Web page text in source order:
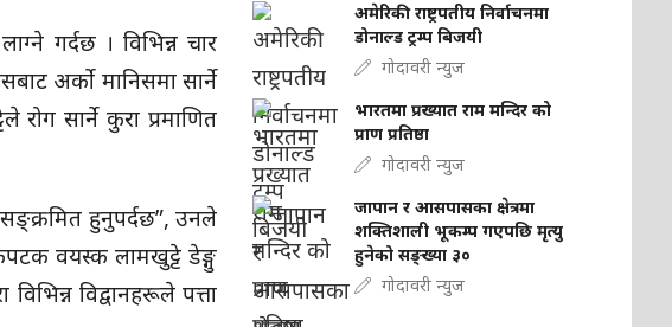
गर्दछ । विभिन्न चार
अर्को मानिसमा सार्ने
सार्ने कुरा प्रमाणित
हुनुपर्दछ”, उनले
वयस्क लामखुट्टे डेङ्गु
विद्वानहरूले पत्ता
अमेरिकी राष्ट्रपतीय निर्वाचनमा
डोनाल्ड ट्रम्प बिजयी
गोदावरी न्युज
भारतमा प्रख्यात राम मन्दिर को
प्राण प्रतिष्ठा
गोदावरी न्युज
जापान र आसपासका क्षेत्रमा
शक्तिशाली भूकम्प गएपछि मृत्यु
हुनेको सङ्ख्या ३०
गोदावरी न्युज